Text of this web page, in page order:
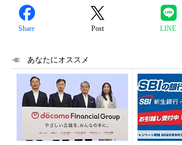
Share Post LINE
あなたにオススメ